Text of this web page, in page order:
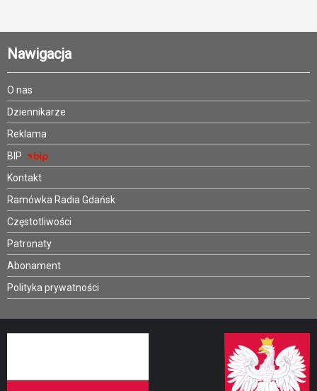
Nawigacja
O nas
Dziennikarze
Reklama
BIP
Kontakt
Ramówka Radia Gdańsk
Częstotliwości
Patronaty
Abonament
Polityka prywatności